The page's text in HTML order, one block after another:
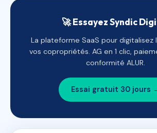
🚀 Essayez Syndic
La plateforme SaaS pour digitalisez
vos copropriétés. AG en 1 clic,
conformité ALUR.
Essai gratuit 30 jours